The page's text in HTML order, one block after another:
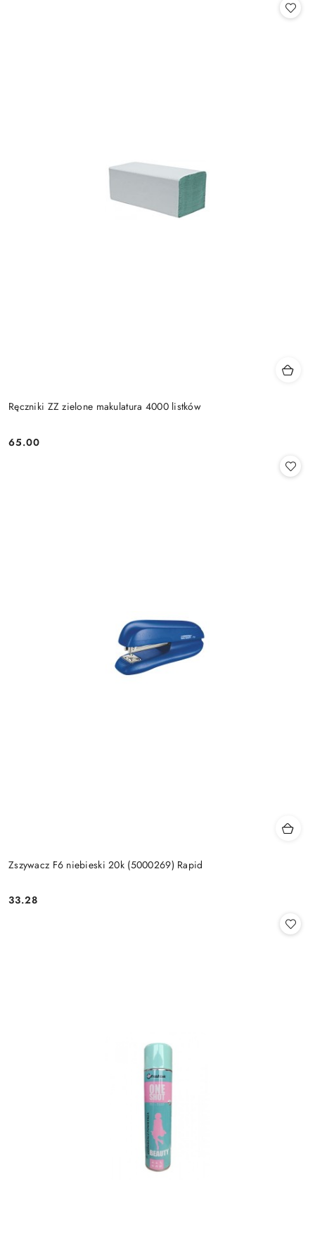
Ręczniki ZZ zielone makulatura 4000 listków
Cena:
65.00
Zszywacz F6 niebieski 20k (5000269) Rapid
Cena:
33.28